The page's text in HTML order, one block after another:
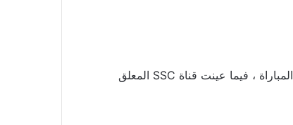
وأعلنت قناة أبو ظبي عن تعيين المعلق أحمد الحامد للتعليق على المباراة ، فيما عينت قناة SSC المعلق